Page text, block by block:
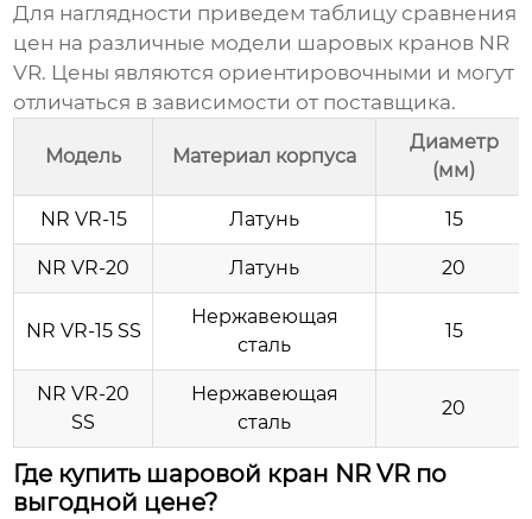
Для наглядности приведем таблицу сравнения
цен на различные модели шаровых кранов NR
VR. Цены являются ориентировочными и могут
отличаться в зависимости от поставщика.
Модель Материал корпуса
Диаметр
(мм)
NR VR-15 Латунь 15
NR VR-20 Латунь 20
NR VR-15 SS
Нержавеющая
сталь
15
NR VR-20
SS
Нержавеющая
сталь
20
Где купить шаровой кран NR VR по
выгодной цене?